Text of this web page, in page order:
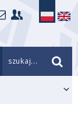
szukaj...